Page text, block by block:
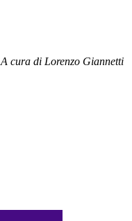
A cura di Lorenzo Giannetti